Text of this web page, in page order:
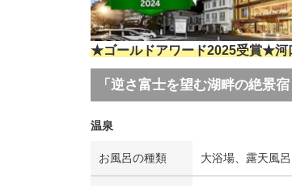
★ゴールドアワード2025受賞★河
「逆さ富士を望む湖畔の絶景
温泉
お風呂の種類 大浴場、露天風